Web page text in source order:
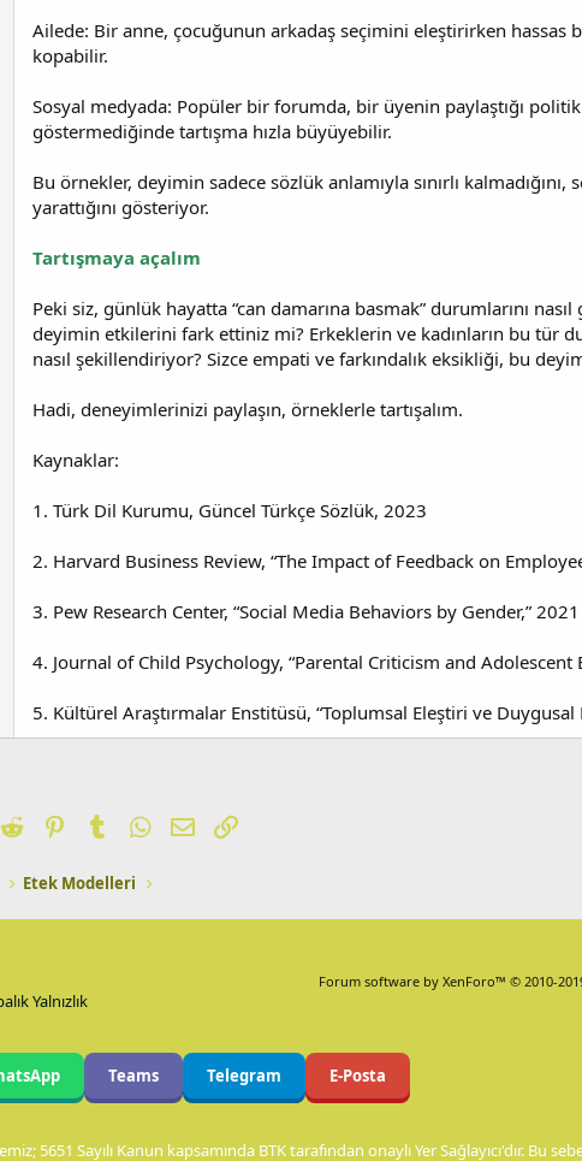
Ailede: Bir anne, çocuğunun arkadaş seçimini eleştirirken hassas
kopabilir.
Sosyal medyada: Popüler bir forumda, bir üyenin paylaştığı
göstermediğinde tartışma hızla büyüyebilir.
Bu örnekler, deyimin sadece sözlük anlamıyla sınırlı
yarattığını gösteriyor.
Tartışmaya açalım
Peki siz, günlük hayatta “can damarına basmak” durumlarını
deyimin etkilerini fark ettiniz mi? Erkeklerin ve kadınların bu tür
nasıl şekillendiriyor? Sizce empati ve farkındalık eksikliği, bu
Hadi, deneyimlerinizi paylaşın, örneklerle tartışalım.
Kaynaklar:
1. Türk Dil Kurumu, Güncel Türkçe Sözlük, 2023
2. Harvard Business Review, “The Impact of Feedback on
3. Pew Research Center, “Social Media Behaviors by Gender,” 2021
4. Journal of Child Psychology, “Parental Criticism and Adolescent
5. Kültürel Araştırmalar Enstitüsü, “Toplumsal Eleştiri ve Duygusal
Reddit PinterestTumblrWhatsApp
E-postaLink
Etek Modelleri
Forum software by XenForo™ © 2010-
Yalnızlık
Teams Telegram E-Posta
5651 Sayılı Kanun kapsamında BTK tarafından onaylı Yer Sağlayıcı'dır.